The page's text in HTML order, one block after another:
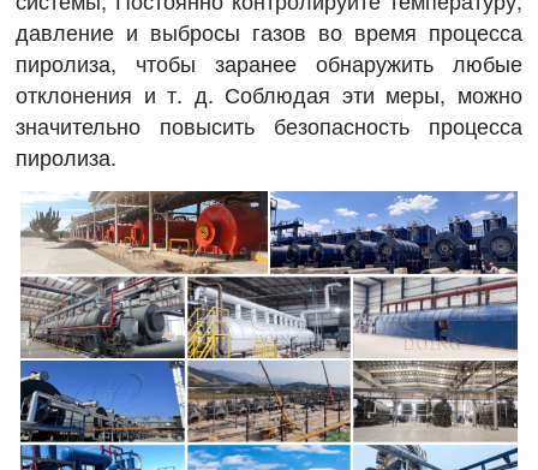
давление и выбросы газов во время процесса
пиролиза, чтобы заранее обнаружить любые
отклонения и т. д. Соблюдая эти меры, можно
значительно повысить безопасность процесса
пиролиза.